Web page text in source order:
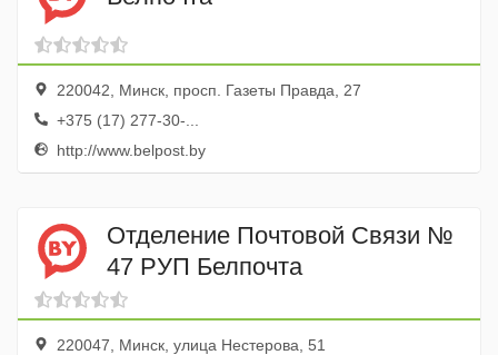
220042, Минск, просп. Газеты Правда, 27
+375 (17) 277-30-...
http://www.belpost.by
Отделение Почтовой Связи №
47 РУП Белпочта
220047, Минск, улица Нестерова, 51